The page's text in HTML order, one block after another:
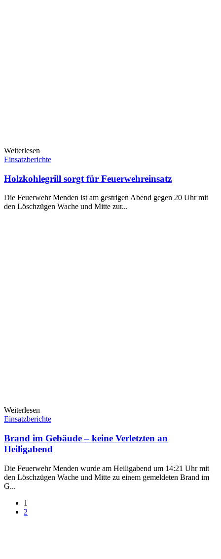
Weiterlesen
Einsatzberichte
Holzkohlegrill sorgt für Feuerwehreinsatz
Die Feuerwehr Menden ist am gestrigen Abend gegen 20 Uhr mit
den Löschzügen Wache und Mitte zur...
Weiterlesen
Einsatzberichte
Brand im Gebäude – keine Verletzten an
Heiligabend
Die Feuerwehr Menden wurde am Heiligabend um 14:21 Uhr mit
den Löschzügen Wache und Mitte zu einem gemeldeten Brand im
G...
1
2